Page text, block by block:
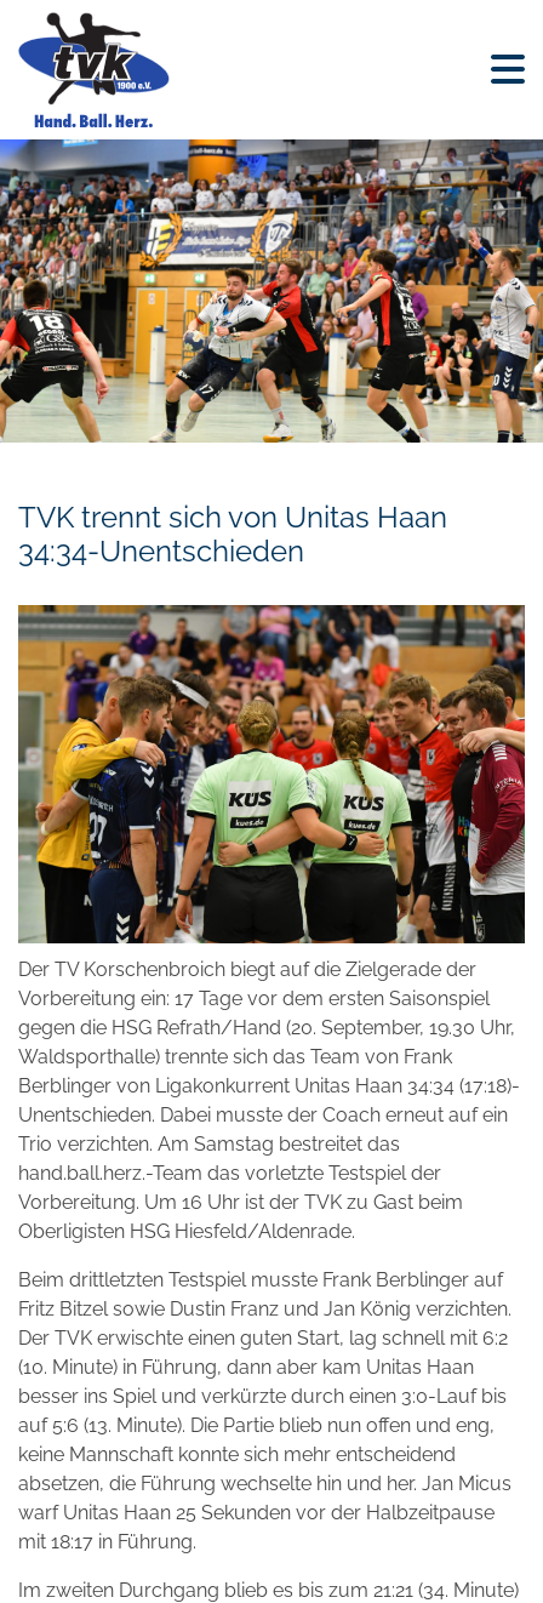
TVK trennt sich von Unitas Haan
34:34-Unentschieden
Der TV Korschenbroich biegt auf die Zielgerade der
Vorbereitung ein: 17 Tage vor dem ersten Saisonspiel
gegen die HSG Refrath/Hand (20. September, 19.30 Uhr,
Waldsporthalle) trennte sich das Team von Frank
Berblinger von Ligakonkurrent Unitas Haan 34:34 (17:18)-
Unentschieden. Dabei musste der Coach erneut auf ein
Trio verzichten. Am Samstag bestreitet das
hand.ball.herz.-Team das vorletzte Testspiel der
Vorbereitung. Um 16 Uhr ist der TVK zu Gast beim
Oberligisten HSG Hiesfeld/Aldenrade.
Beim drittletzten Testspiel musste Frank Berblinger auf
Fritz Bitzel sowie Dustin Franz und Jan König verzichten.
Der TVK erwischte einen guten Start, lag schnell mit 6:2
(10. Minute) in Führung, dann aber kam Unitas Haan
besser ins Spiel und verkürzte durch einen 3:0-Lauf bis
auf 5:6 (13. Minute). Die Partie blieb nun offen und eng,
keine Mannschaft konnte sich mehr entscheidend
absetzen, die Führung wechselte hin und her. Jan Micus
warf Unitas Haan 25 Sekunden vor der Halbzeitpause
mit 18:17 in Führung.
Im zweiten Durchgang blieb es bis zum 21:21 (34. Minute)